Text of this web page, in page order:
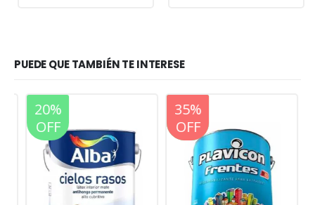
PUEDE QUE TAMBIÉN TE INTERESE
20%
OFF
20%
OFF
35%
OFF